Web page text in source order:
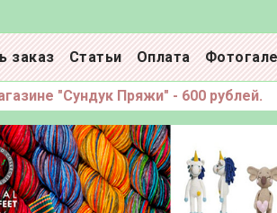
заказ Статьи Оплата
"Сундук Пряжи" - 600 рублей.